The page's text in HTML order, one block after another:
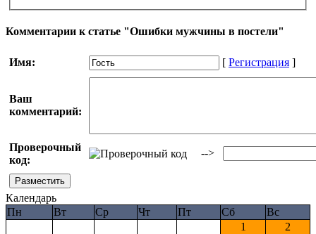
Комментарии к статье "Ошибки мужчины в постели"
Имя: [ Регистрация ]
Ваш
комментарий:
Проверочный
код:
-->
Календарь
Пн
Вт Ср Чт Пт Сб
Вс
1
2